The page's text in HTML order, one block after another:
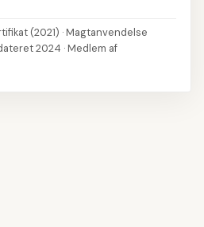
(2021) · Magtanvendelse
2024 · Medlem af